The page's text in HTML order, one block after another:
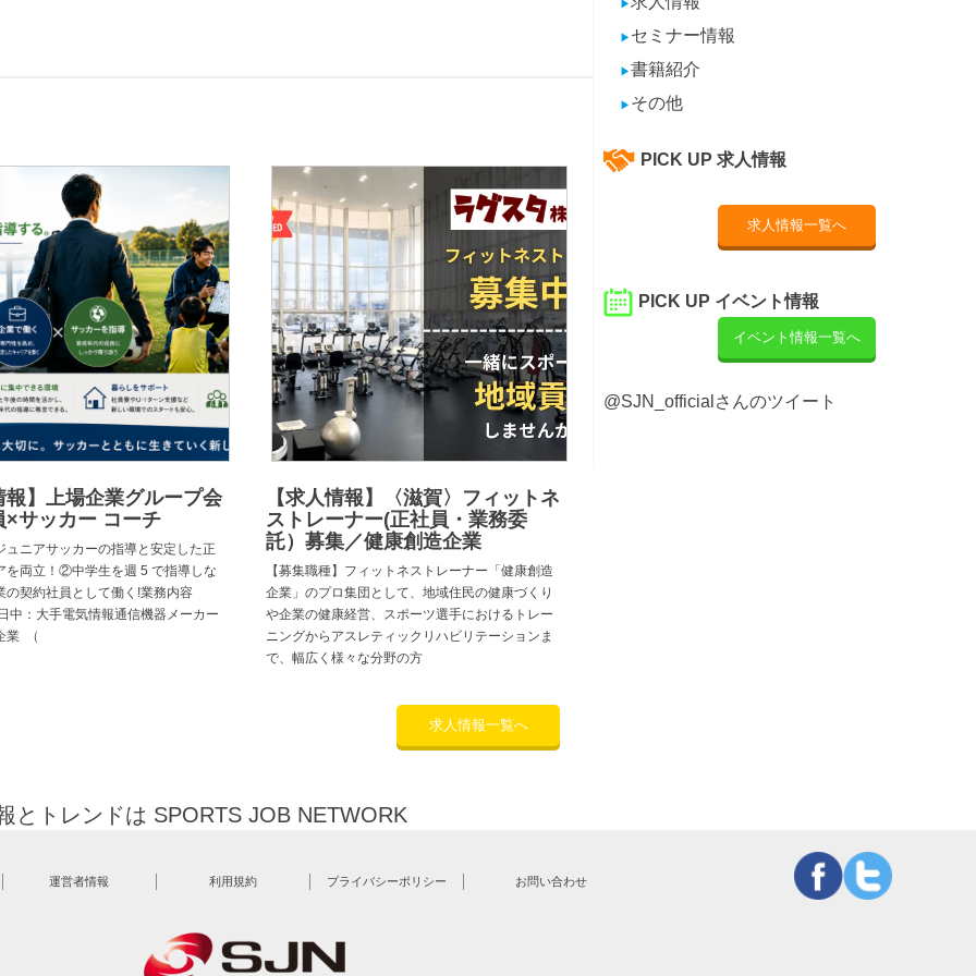
報】上場企業グループ会
×サッカー コーチ
ニアサッカーの指導と安定した正
を両立！②中学生を週 5 で指導しな
の契約社員として働く!業務内容
：大手電気情報通信機器メーカー
業 （
【求人情報】〈滋賀〉フィットネ
ストレーナー(正社員・業務委
託）募集／健康創造企業
【募集職種】フィットネストレーナー「健康創造
企業」のプロ集団として、地域住民の健康づくり
や企業の健康経営、スポーツ選手におけるトレー
ニングからアスレティックリハビリテーションま
で、幅広く様々な分野の方
求人情報一覧へ
とトレンドは SPORTS JOB NETWORK
▶
▶ セミナー情報
▶書籍紹介
▶ その他
PICK UP 求人情報
求人情報一覧へ
PICK UP イベント情報
イベント情報一覧へ
@SJN_officialさんのツイート
運営者情報 利用規約 プライバシーポリシー お問い合わせ